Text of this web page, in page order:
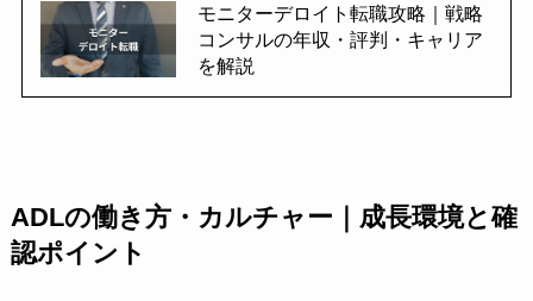
モニターデロイト転職攻略｜戦略
コンサルの年収・評判・キャリア
を解説
ADLの働き方・カルチャー｜成長環境と確
認ポイント